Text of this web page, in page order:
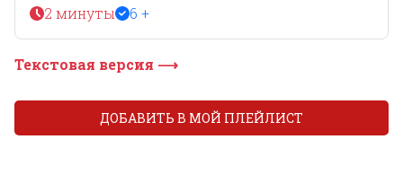
2 минуты 6 +
Текстовая версия ⟶
ДОБАВИТЬ В МОЙ ПЛЕЙЛИСТ